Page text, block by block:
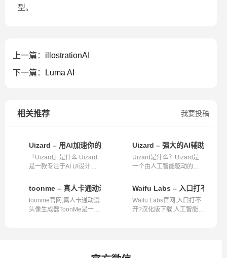
型。
上一篇： illostrationAI
下一篇：
Luma AI
我要投稿
相关推荐
Uizard – 用AI加速你的UI设计之旅
「Uizard」是什么 Uizard
是一款专注于AI UI设计的
Uizard – 强大的AI辅助UI设
Uizard是什么？Uizard是
一个由人工智能驱动的用
toonme – 真人卡通动漫头像生成器
toonme官网,真人卡通动漫
头像生成器ToonMe是一款
Waifu Labs – 入口打不开?
Waifu Labs官网,入口打不
开?汉化版下载,人工智能技